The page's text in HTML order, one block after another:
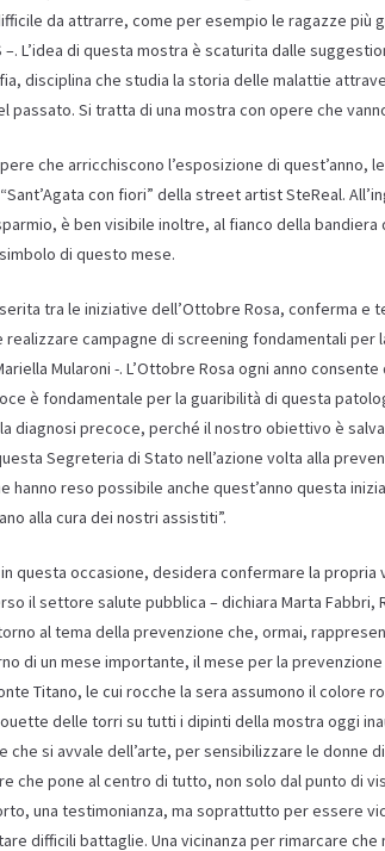
da attrarre, come per esempio le ragazze più
–. L’idea di questa mostra è scaturita dalle
disciplina che studia la storia delle malattie
passato. Si tratta di una mostra con opere che
che arricchiscono l’esposizione di quest’anno,
con fiori” della street artist SteReal.
è ben visibile inoltre, al fianco della
di questo mese.
tra le iniziative dell’Ottobre Rosa, conferma e
campagne di screening fondamentali per
Mularoni -. L’Ottobre Rosa ogni anno
è fondamentale per la guaribilità di questa
diagnosi precoce, perché il nostro obiettivo è
Segreteria di Stato nell’azione volta alla
hanno reso possibile anche quest’anno questa
alla cura dei nostri assistiti”.
in questa occasione, desidera confermare la
il settore salute pubblica – dichiara Marta Fabbri,
al tema della prevenzione che, ormai,
di un mese importante, il mese per la
Titano, le cui rocche la sera assumono il colore
delle torri su tutti i dipinti della mostra oggi
che si avvale dell’arte, per sensibilizzare le donne
che pone al centro di tutto, non solo dal punto di
una testimonianza, ma soprattutto per essere
difficili battaglie. Una vicinanza per rimarcare